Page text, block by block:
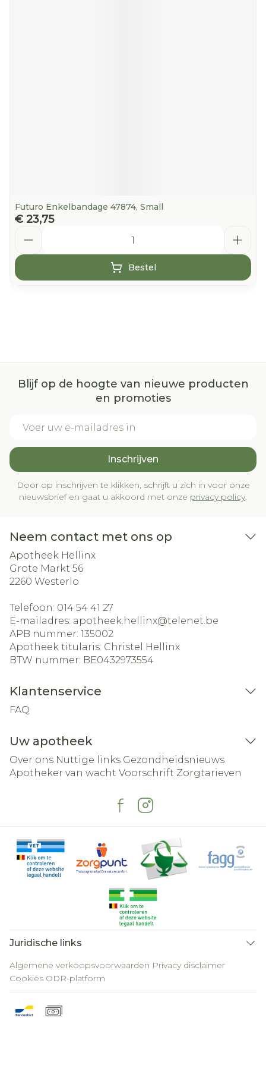
Futuro Enkelbandage 47874, Small
€ 23,75
Bestel
Blijf op de hoogte van nieuwe producten
en promoties
Inschrijven
Door op inschrijven te klikken, schrijft u zich in voor onze
nieuwsbrief en gaat u akkoord met onze privacy policy.
Neem contact met ons op
Apotheek Hellinx
Grote Markt 56
2260 Westerlo
Telefoon: 014 54 41 27
E-mailadres: apotheek.hellinx@telenet.be
APB nummer: 135002
Apotheek titularis: Christel Hellinx
BTW nummer: BE0432973554
Klantenservice
FAQ
Uw apotheek
Over ons Nuttige links Gezondheidsnieuws
Apotheker van wacht Voorschrift Zorgtarieven
Juridische links
Algemene verkoopsvoorwaarden Privacy disclaimer
Cookies ODR-platform